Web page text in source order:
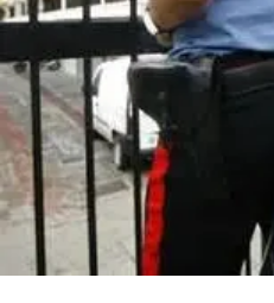
Economia e lavoro
Italia Mondo
Sanità
Sport
Cultura